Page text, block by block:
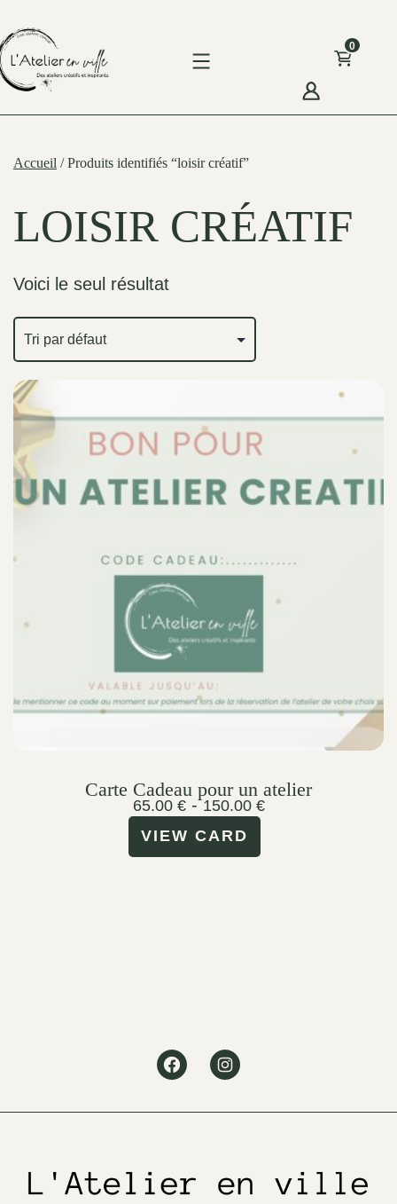
to
content
0
Accueil / Produits identifiés “loisir créatif”
LOISIR CRÉATIF
Voici le seul résultat
Carte Cadeau pour un atelier
65.00 €-150.00 €
VIEW CARD
FacebookInstagram